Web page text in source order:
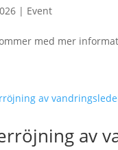
| Event
med mer
av